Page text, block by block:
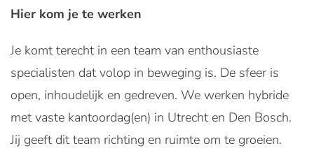
Hier kom je te werken
Je komt terecht in een team van enthousiaste
specialisten dat volop in beweging is. De sfeer is
open, inhoudelijk en gedreven. We werken hybride
met vaste kantoordag(en) in Utrecht en Den Bosch.
Jij geeft dit team richting en ruimte om te groeien.